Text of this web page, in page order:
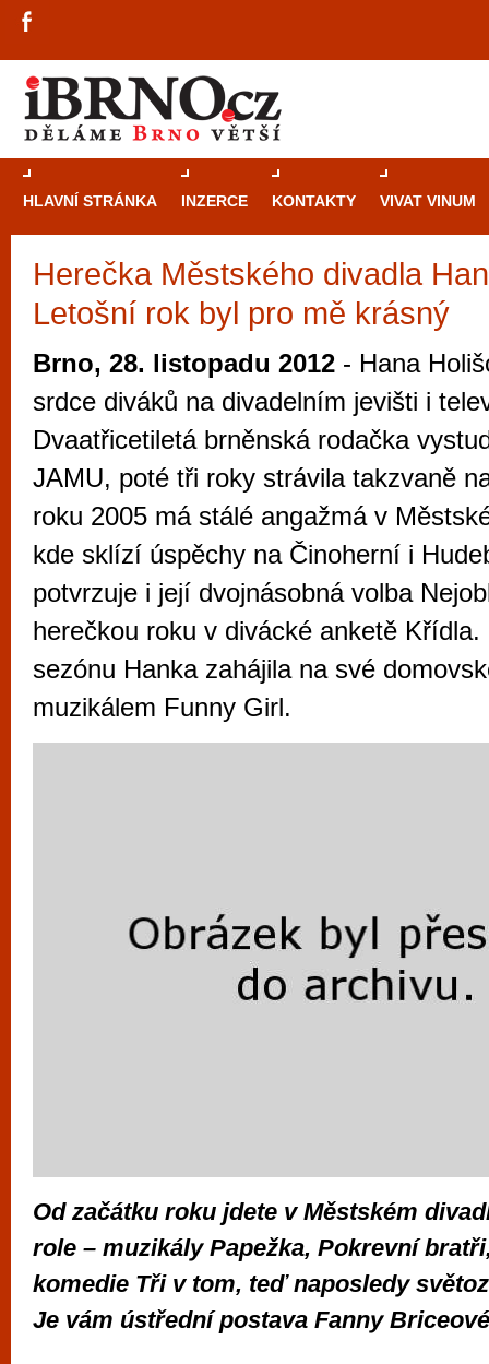
HLAVNÍ STRÁNKA INZERCE KONTAKTY VIVAT VINUM
Herečka Městského divadla
Letošní rok byl pro mě krásný
Brno, 28. listopadu 2012 - Hana
srdce diváků na divadelním jevišti i
Dvaatřicetiletá brněnská rodačka
JAMU, poté tři roky strávila takzvaně
roku 2005 má stálé angažmá v
kde sklízí úspěchy na Činoherní i
potvrzuje i její dvojnásobná volba
herečkou roku v divácké anketě
sezónu Hanka zahájila na své
muzikálem Funny Girl.
Od začátku roku jdete v Městském
role – muzikály Papežka, Pokrevní
komedie Tři v tom, teď naposledy
Je vám ústřední postava Fanny
Průvodce
Brně: Od
Brno je
zajímavé
restaurace,
Mimo jiné je ale také místem, kde si
vyzkoušet různé kasinové hry. V
metropoli naleznete širokou nabídku her
po moderní automaty jak pro pravidelné
příležitostné hráče. V...